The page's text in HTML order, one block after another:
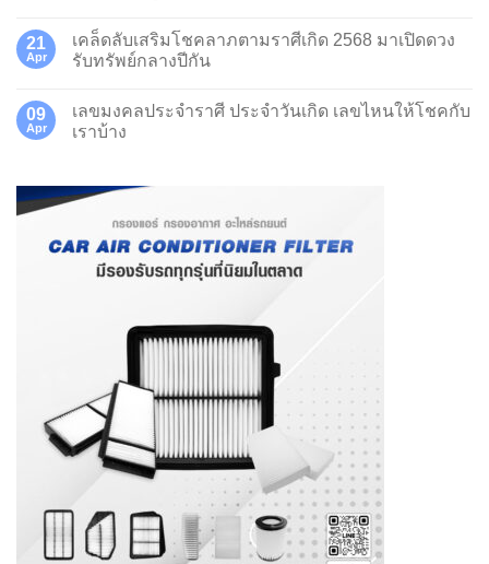
21
Apr
เคล็ดลับเสริมโชคลาภตามราศีเกิด 2568 มาเปิดดวง
รับทรัพย์กลางปีกัน
09
Apr
เลขมงคลประจำราศี ประจำวันเกิด เลขไหนให้โชคกับ
เราบ้าง